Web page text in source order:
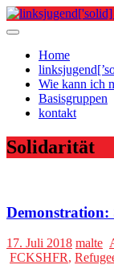
Skip
to
Home
Wie kann ich
Basisgruppen
kontakt
Solidarität
Demonstration:
17. Juli 2018 malte
FCKSHFR,